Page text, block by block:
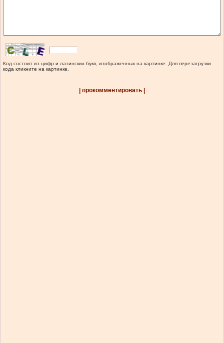
Код состоит из цифр и латинских букв, изображенных на картинке. Для перезагрузки
кода кликните на картинке.
| прокомментировать |